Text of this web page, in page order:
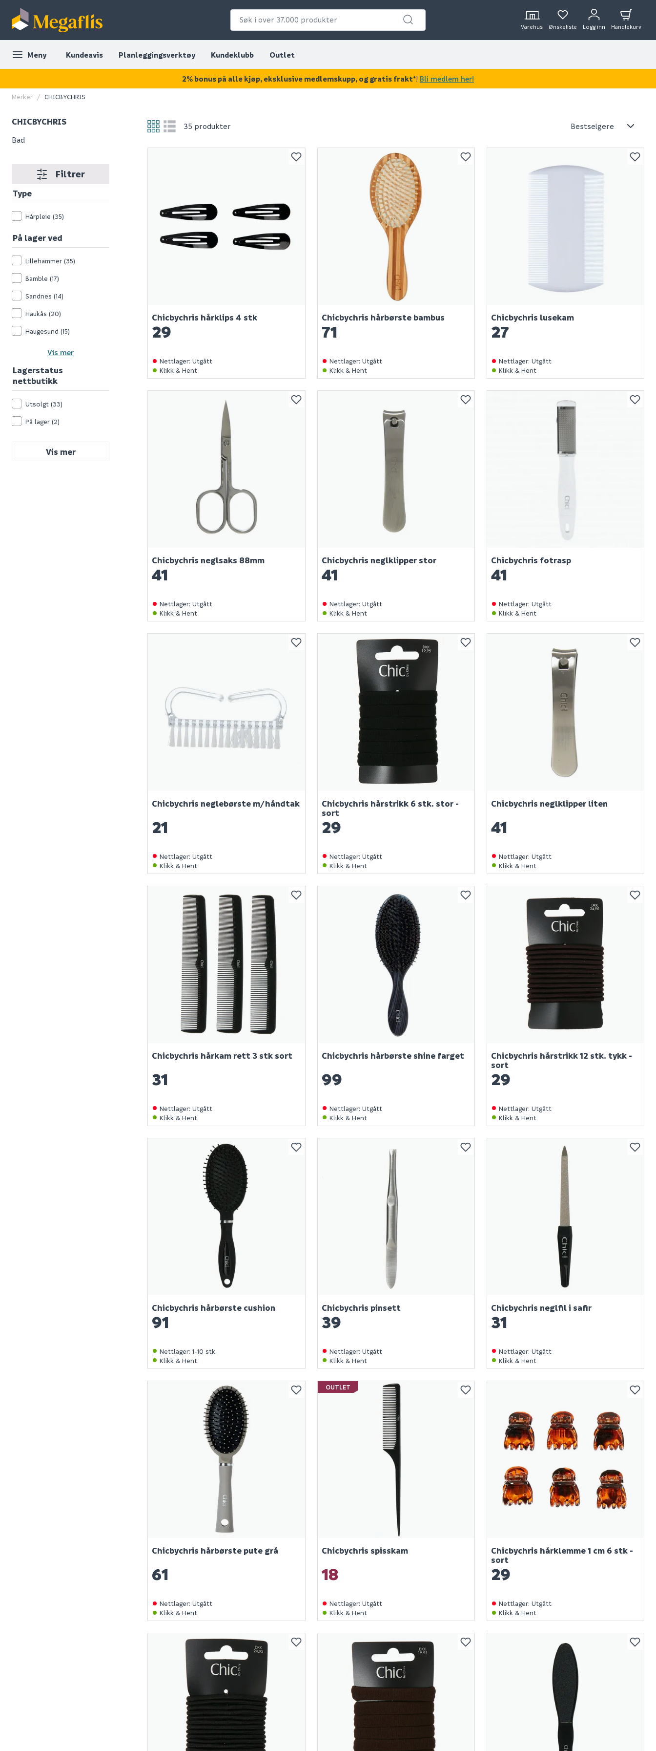
Varehus Ønskeliste Logg inn Handlekurv
Meny Kundeavis Planleggingsverktøy Kundeklubb Outlet
Merker CHICBYCHRIS
CHICBYCHRIS
Bad
Filtrer
Type
Hårpleie (35)
På lager ved
Lillehammer (35)
Bamble (17)
Sandnes (14)
Haukås (20)
Haugesund (15)
Vis mer
Lagerstatus
nettbutikk
Utsolgt (33)
På lager (2)
Vis mer
35 produkter
Chicbychris hårklips 4 stk
29
Nettlager:Utgått
Klikk & Hent
Chicbychris hårbørste bambus
71
Nettlager: Utgått
Klikk & Hent
Chicbychris lusekam
27
Nettlager: Utgått
Klikk & Hent
Chicbychris neglsaks 88mm
41
Nettlager:Utgått
Klikk & Hent
Chicbychris neglklipper stor
41
Nettlager: Utgått
Klikk & Hent
Chicbychris fotrasp
41
Nettlager: Utgått
Klikk & Hent
Chicbychris neglebørste m/håndtak
21
Nettlager:Utgått
Klikk & Hent
Chicbychris hårstrikk 6 stk. stor -
sort
29
Nettlager: Utgått
Klikk & Hent
Chicbychris neglklipper liten
41
Nettlager: Utgått
Klikk & Hent
Chicbychris hårkam rett 3 stk sort
31
Nettlager:Utgått
Klikk & Hent
Chicbychris hårbørste shine farget
99
Nettlager: Utgått
Klikk & Hent
Chicbychris hårstrikk 12 stk. tykk -
sort
29
Nettlager: Utgått
Klikk & Hent
Chicbychris hårbørste cushion
91
Nettlager:1-10 stk
Klikk & Hent
Chicbychris pinsett
39
Nettlager: Utgått
Klikk & Hent
Chicbychris neglfil i safir
31
Nettlager: Utgått
Klikk & Hent
Chicbychris hårbørste pute grå
61
Nettlager:Utgått
Klikk & Hent
OUTLET
Chicbychris spisskam
18
Nettlager: Utgått
Klikk & Hent
Chicbychris hårklemme 1 cm 6 stk -
sort
29
Nettlager: Utgått
Klikk & Hent
2% bonus på alle kjøp, eksklusive medlemskupp, og gratis frakt*! Bli medlem her!